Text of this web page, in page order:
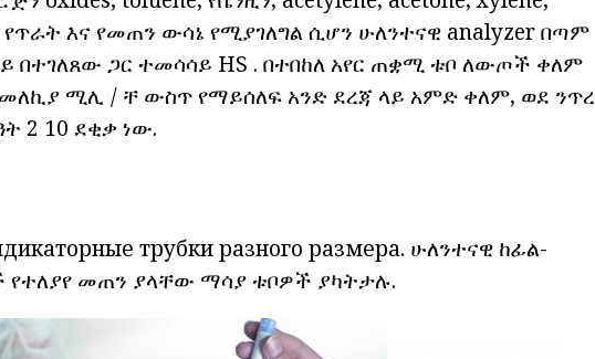
እና የመጠን ውሳኔ የሚያገለግል ሲሆን ሁለንተናዊ analyzer በጣም
በተገለጸው ጋር ተመሳሳይ HS . በተበከለ አየር ጠቋሚ ቱቦ ለውጦች ቀለም
ሚሊ / ቸ ውስጥ የማይሰለፍ አንድ ደረጃ ላይ አምድ ቀለም, ወደ ንጥረ
2 10 ደቂቃ ነው.
трубки разного размера. ሁለንተናዊ ከፊል-
የተለያየ መጠን ያላቸው ማሳያ ቱቦዎች ያካትታሉ.